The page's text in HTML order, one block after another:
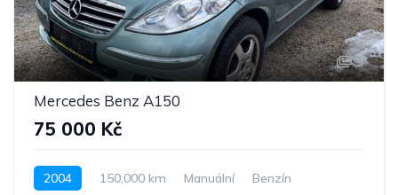
9
Mercedes Benz A150
75 000 Kč
2004 150,000 km Manuální
Benzín